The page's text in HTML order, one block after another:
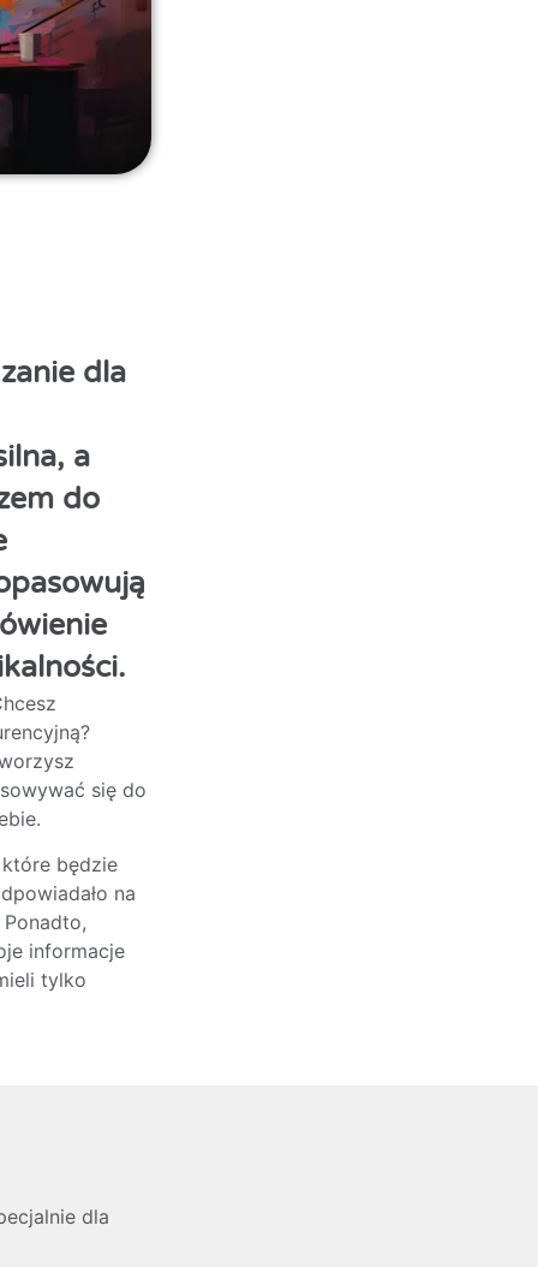
dla
a
do
się do
będzie
na
informacje
tylko
dla